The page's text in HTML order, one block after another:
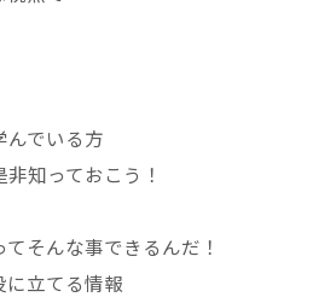
んでいる方
知っておこう！
そんな事できるんだ！
に立てる情報